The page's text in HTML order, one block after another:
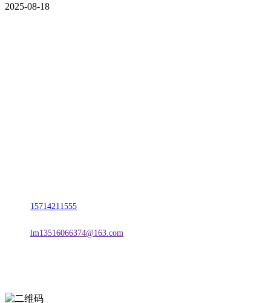
2025-08-18
15714211555
lm13516066374@163.com